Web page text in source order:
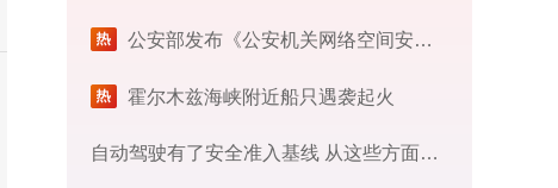
公安部发布《公安机关网络空间安全监督检查办法》
霍尔木兹海峡附近船只遇袭起火
自动驾驶有了安全准入基线 从这些方面读懂新国标